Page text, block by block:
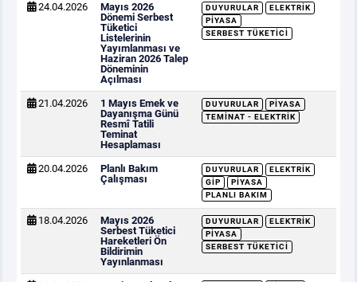
24.04.2026
Mayıs 2026
Dönemi Serbest
Tüketici
Listelerinin
Yayımlanması ve
Haziran 2026 Talep
Döneminin
Açılması
DUYURULAR
ELEKTRIK
PIYASA
SERBEST TÜKETICI
21.04.2026
1 Mayıs Emek ve
Dayanışma Günü
Resmî Tatili
Teminat
Hesaplaması
DUYURULAR
PIYASA
TEMINAT - ELEKTRIK
20.04.2026
Planlı Bakım
Çalışması
DUYURULAR
ELEKTRIK
GİP
PIYASA
PLANLI BAKIM
18.04.2026
Mayıs 2026
Serbest Tüketici
Hareketleri Ön
Bildirimin
Yayınlanması
DUYURULAR
ELEKTRIK
PIYASA
SERBEST TÜKETICI